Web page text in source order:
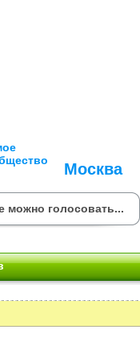
Москва
можно голосовать...